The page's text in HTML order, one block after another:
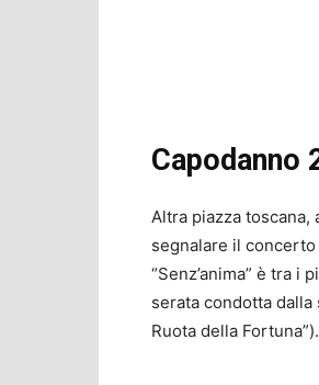
Capodanno
Altra piazza
segnalare il concerto
“Senz’anima” è tra
serata condotta dalla
Ruota della